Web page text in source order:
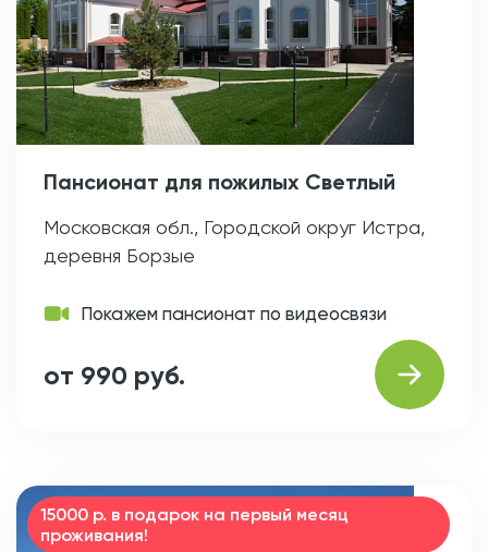
Пансионат для пожилых Светлый
Московская обл., Городской округ Истра,
деревня Борзые
Покажем пансионат по видеосвязи
от 990 руб.
15000 р. в подарок на первый месяц
проживания!